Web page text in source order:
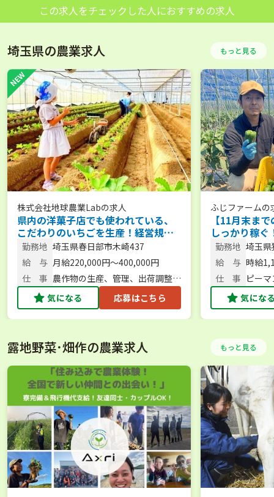
この求人をチェックした人におすすめの求人
埼玉県の農業求人 もっと見る
株式会社地球農業Labの求人
県内の洋菓子店でも使われている、
こだわりのいちごを生産！経営規模
を拡大中です。 【通勤手当あり／農
産物持ち帰りOK】
勤務地 埼玉県春日部市木崎437
給 与 月給220,000円～400,000円
仕 事 農作物の生産、管理、出荷調整、
販売など
気になる 応募はこちら
ふじファームの
【11月末ま
しっかり稼
朝から働く
談可／未経験
勤務地 埼玉
給 与 時給
仕 事 ピー
業全般
気にな
露地野菜･畑作の農業求人 もっと見る